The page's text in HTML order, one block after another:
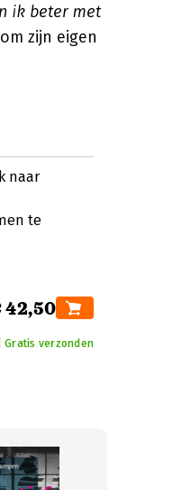
ik beter met
zijn eigen
naar
te
42,50
Gratis verzonden